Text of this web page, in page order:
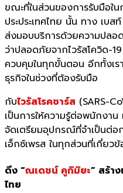
ขณะที่ในส่วนของการรับมือใน
ประประเทศไทย นั้น ทาง เบ
ส่งมอบบริการด้วยความปล
ว่าปลอดภัยจากไวรัสโควิด-
ควบคุมในทุกขั้นตอน อีกทั้งเร
ธุรกิจในช่วงที่ต้องรับมือ
กับไวรัสโรคซาร์ส (SARS-
เป็นการให้ความรู้ต่อพนักงา
จัดเตรียมอุปกรณ์ที่จำเป็นต่อ
เอ็กซ์เพรส ในทุกส่วนที่เกี่ยว
ดึง “ณเดชน์ คูกิมิยะ” สร้า
ไทย